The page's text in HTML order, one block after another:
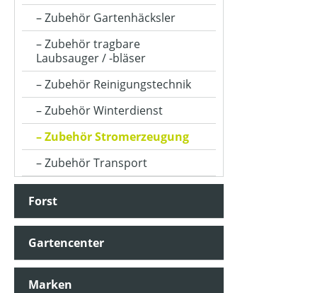
Zubehör Gartenhäcksler
Zubehör tragbare
Laubsauger / -bläser
Zubehör Reinigungstechnik
Zubehör Winterdienst
Zubehör Stromerzeugung
Zubehör Transport
Forst
Gartencenter
Marken